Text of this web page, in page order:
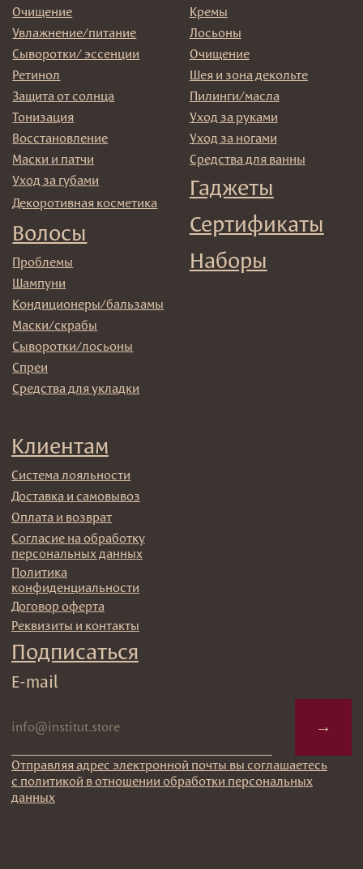
E-mail
→
Отправляя адрес электронной почты вы соглашаетесь
с политикой в отношении обработки персональных
данных